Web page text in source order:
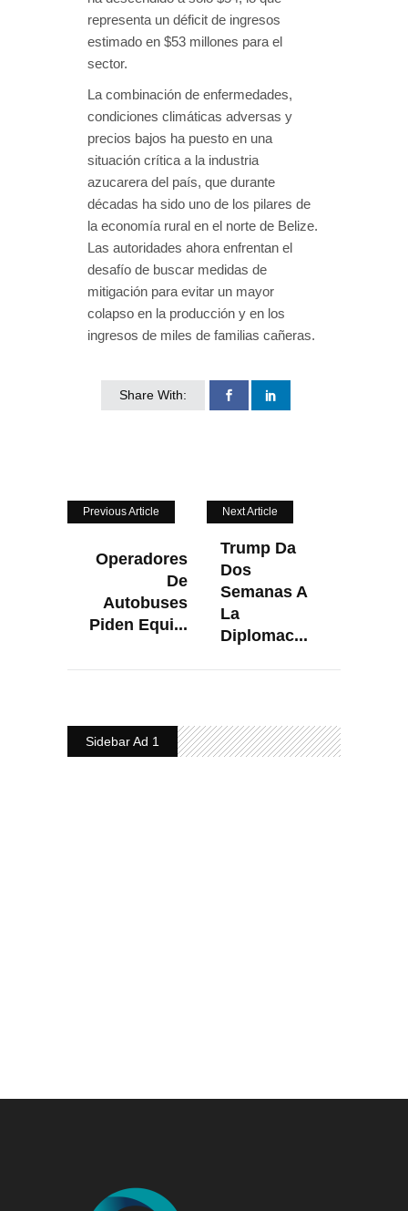
representa un déficit de ingresos
estimado en $53 millones para el
sector.
La combinación de enfermedades,
condiciones climáticas adversas y
precios bajos ha puesto en una
situación crítica a la industria
azucarera del país, que durante
décadas ha sido uno de los pilares de
la economía rural en el norte de Belize.
Las autoridades ahora enfrentan el
desafío de buscar medidas de
mitigación para evitar un mayor
colapso en la producción y en los
ingresos de miles de familias cañeras.
Share With:
Previous Article
Operadores
De
Autobuses
Piden Equi...
Next Article
Trump Da
Dos
Semanas A
La
Diplomac...
Sidebar Ad 1